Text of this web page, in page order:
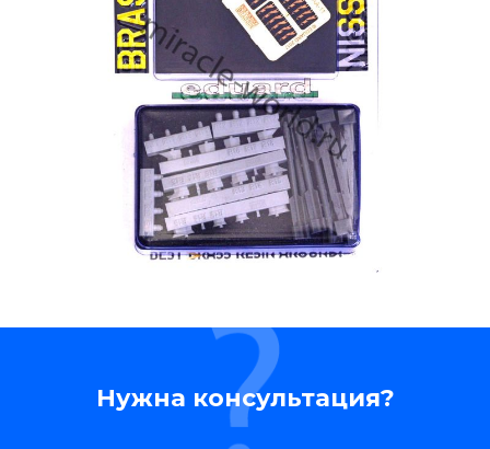
Нужна консультация?